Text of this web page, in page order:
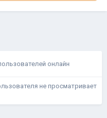
онлайн
не просматривает